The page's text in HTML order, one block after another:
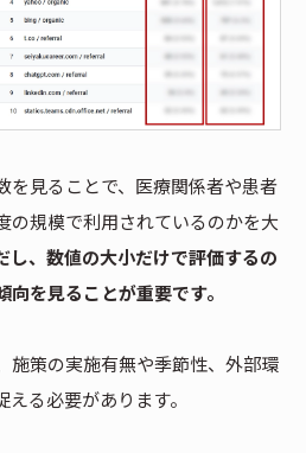
を見ることで、医療関係者や患者
の規模で利用されているのかを大
し、数値の大小だけで評価するの
を見ることが重要です。
施策の実施有無や季節性、外部環
る必要があります。